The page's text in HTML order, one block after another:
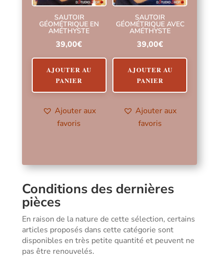
SAUTOIR
GÉOMÉTRIQUE EN
AMÉTHYSTE
39,00€
AJOUTER AU
PANIER
Ajouter aux
favoris
SAUTOIR
GÉOMÉTRIQUE AVEC
AMÉTHYSTE
39,00€
AJOUTER AU
PANIER
Ajouter aux
favoris
Conditions des dernières
pièces
En raison de la nature de cette sélection, certains
articles proposés dans cette catégorie sont
disponibles en très petite quantité et peuvent ne
pas être renouvelés.